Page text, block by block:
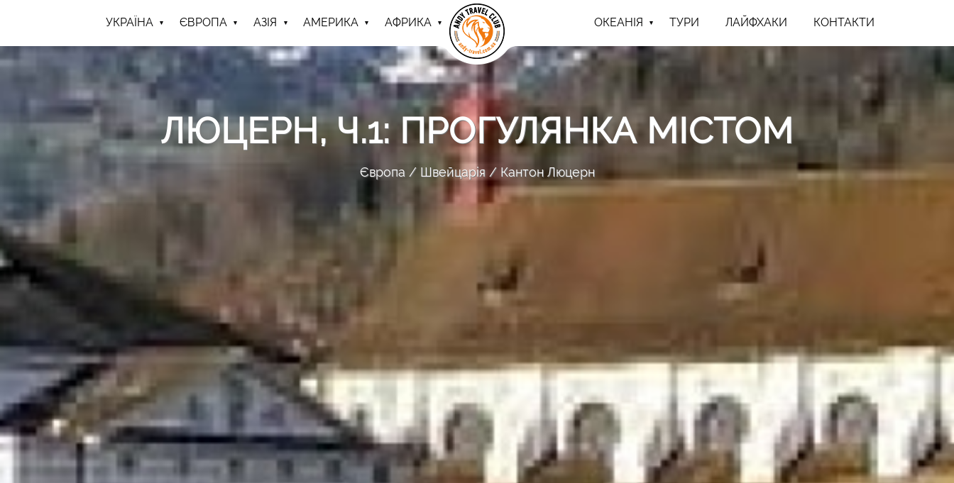
УКРАЇНА ЄВРОПА АЗІЯ АМЕРИКА АФРИКА ОКЕАНІЯ ТУРИ ЛАЙФХАКИ КОНТАКТИ
ЛЮЦЕРН, Ч.1: ПРОГУЛЯНКА МІСТОМ
Європа Швейцарія Кантон Люцерн